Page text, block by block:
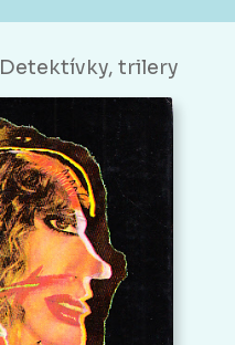
Detektívky, trilery